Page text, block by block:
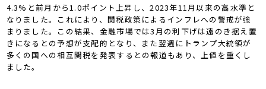
4.3%と前月から1.0ポイント上昇し、2023年11月以来の高水準と
なりました。これにより、関税政策によるインフレへの警戒が強
まりました。この結果、金融市場では3月の利下げは遠のき据え置
きになるとの予想が支配的となり、また翌週にトランプ大統領が
多くの国への相互関税を発表するとの報道もあり、上値を重くし
ました。